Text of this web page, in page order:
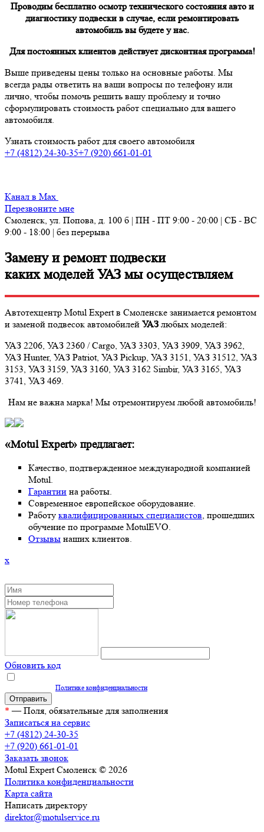
Проводим бесплатно осмотр технического состояния авто и
диагностику подвески в случае, если ремонтировать
автомобиль вы будете у нас.
Для постоянных клиентов действует дисконтная программа!
Выше приведены цены только на основные работы. Мы
всегда рады ответить на ваши вопросы по телефону или
лично, чтобы помочь решить вашу проблему и точно
сформулировать стоимость работ специально для вашего
автомобиля.
Узнать стоимость работ для своего автомобиля
+7 (4812) 24-30-35+7 (920) 661-01-01
Канал в Max
Перезвоните мне
Смоленск, ул. Попова, д. 100 б | ПН - ПТ 9:00 - 20:00 | СБ - ВС
9:00 - 18:00 | без перерыва
Замену и ремонт подвески
каких моделей УАЗ мы осуществляем
Автотехцентр Motul Expert в Смоленске занимается ремонтом
и заменой подвесок автомобилей УАЗ любых моделей:
УАЗ 2206, УАЗ 2360 / Cargo, УАЗ 3303, УАЗ 3909, УАЗ 3962,
УАЗ Hunter, УАЗ Patriot, УАЗ Pickup, УАЗ 3151, УАЗ 31512, УАЗ
3153, УАЗ 3159, УАЗ 3160, УАЗ 3162 Simbir, УАЗ 3165, УАЗ
3741, УАЗ 469.
Нам не важна марка! Мы отремонтируем любой автомобиль!
«Motul Expert» предлагает:
Качество, подтвержденное международной компанией
Motul.
Гарантии на работы.
Современное европейское оборудование.
Работу квалифицированных специалистов, прошедших
обучение по программе MotulEVO.
Отзывы наших клиентов.
x
Обновить код
Политике конфиденциальности
* — Поля, обязательные для заполнения
Записаться на сервис
+7 (4812) 24-30-35
+7 (920) 661-01-01
Заказать звонок
Motul Expert Смоленск © 2026
Политика конфиденциальности
Карта сайта
Написать директору
direktor@motulservice.ru